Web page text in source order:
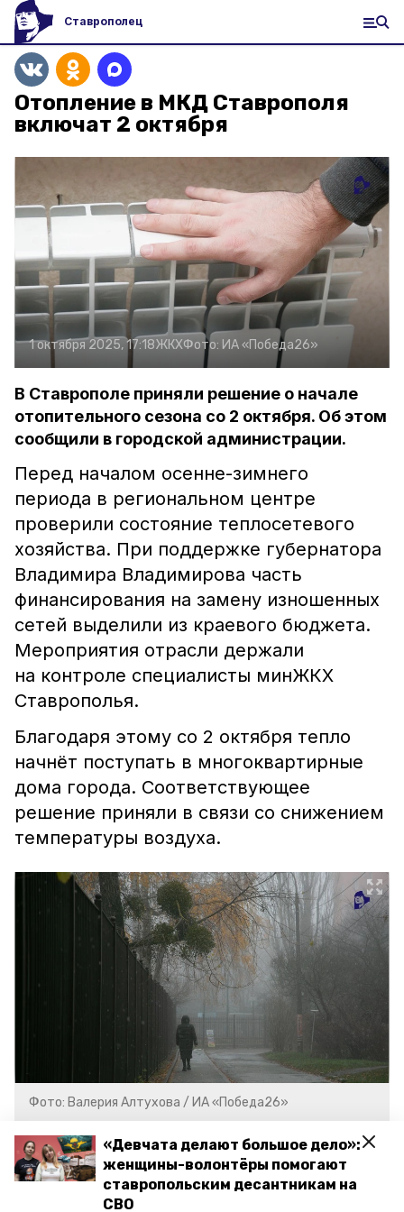
«Девчата делают большое дело»:
женщины-волонтёры помогают
ставропольским десантникам на
СВО
Ставрополец
Отопление в МКД Ставрополя
включат 2 октября
1 октября 2025, 17:18ЖКХФото: ИА «Победа26»
В Ставрополе приняли решение о начале
отопительного сезона со 2 октября. Об этом
сообщили в городской администрации.
Перед началом осенне-зимнего
периода в региональном центре
проверили состояние теплосетевого
хозяйства. При поддержке губернатора
Владимира Владимирова часть
финансирования на замену изношенных
сетей выделили из краевого бюджета.
Мероприятия отрасли держали
на контроле специалисты минЖКХ
Ставрополья.
Благодаря этому со 2 октября тепло
начнёт поступать в многоквартирные
дома города. Соответствующее
решение приняли в связи со снижением
температуры воздуха.
Фото: Валерия Алтухова / ИА «Победа26»
Как передаёт«Победа26»со ссылкой на
источник, работы по запуску
оборудования пройдут поэтапно.